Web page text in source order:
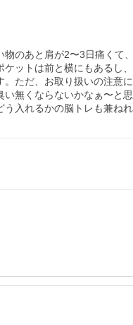
のあと肩が2〜3日痛くて
ットは前と横にもあるし
ただ、お取り扱いの注意
無くならないかなぁ〜と
入れるかの脳トレも兼ね